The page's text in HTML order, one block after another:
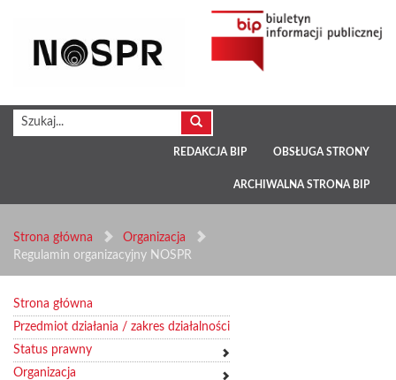
REDAKCJA BIP OBSŁUGA STRONY
ARCHIWALNA STRONA BIP
Strona główna
Organizacja
Regulamin organizacyjny NOSPR
Strona główna
Przedmiot działania / zakres działalności
Status prawny
Organizacja